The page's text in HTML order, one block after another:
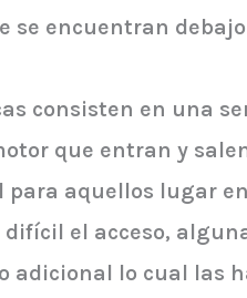
se encuentran
consisten en una
que entran y
aquellos lugar
el acceso,
adicional lo cual las